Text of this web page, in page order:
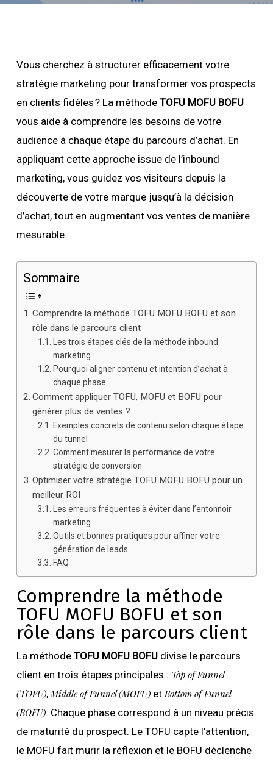
Vous cherchez à structurer efficacement votre
stratégie marketing pour transformer vos prospects
en clients fidèles ? La méthode TOFU MOFU BOFU
vous aide à comprendre les besoins de votre
audience à chaque étape du parcours d’achat. En
appliquant cette approche issue de l’inbound
marketing, vous guidez vos visiteurs depuis la
découverte de votre marque jusqu’à la décision
d’achat, tout en augmentant vos ventes de manière
mesurable.
Sommaire
Comprendre la méthode TOFU MOFU BOFU et son
rôle dans le parcours client
Les trois étapes clés de la méthode inbound
marketing
Pourquoi aligner contenu et intention d’achat à
chaque phase
Comment appliquer TOFU, MOFU et BOFU pour
générer plus de ventes ?
Exemples concrets de contenu selon chaque étape
du tunnel
Comment mesurer la performance de votre
stratégie de conversion
Optimiser votre stratégie TOFU MOFU BOFU pour un
meilleur ROI
Les erreurs fréquentes à éviter dans l’entonnoir
marketing
Outils et bonnes pratiques pour affiner votre
génération de leads
FAQ
Comprendre la méthode
TOFU MOFU BOFU et son
rôle dans le parcours client
La méthode TOFU MOFU BOFUdivise le parcours
client en trois étapes principales : Top of Funnel
(TOFU),Middle of Funnel (MOFU)etBottom of Funnel
(BOFU). Chaque phase correspond à un niveau précis
de maturité du prospect. Le TOFU capte l’attention,
le MOFU fait murir la réflexion et le BOFU déclenche